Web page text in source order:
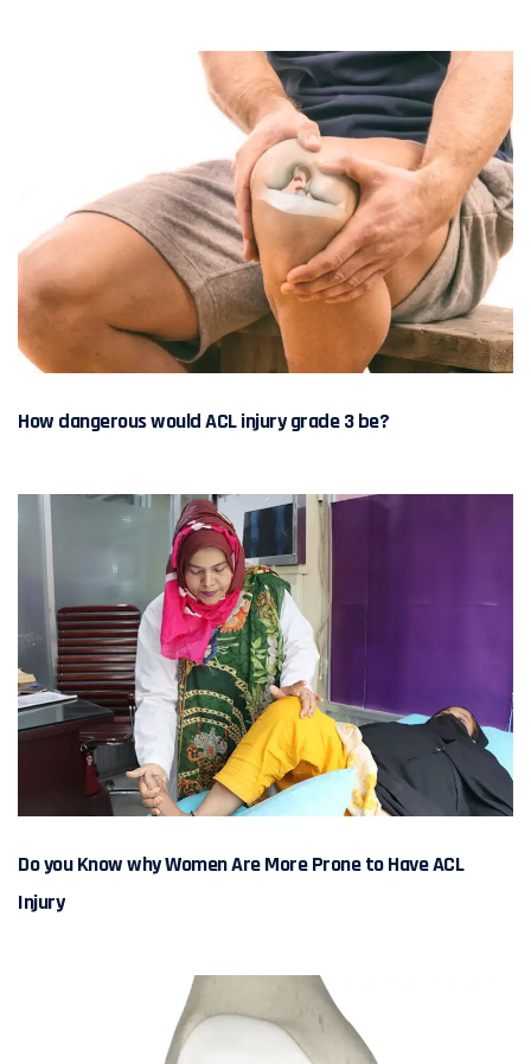
How dangerous would ACL injury grade 3 be?
Do you Know why Women Are More Prone to Have ACL
Injury